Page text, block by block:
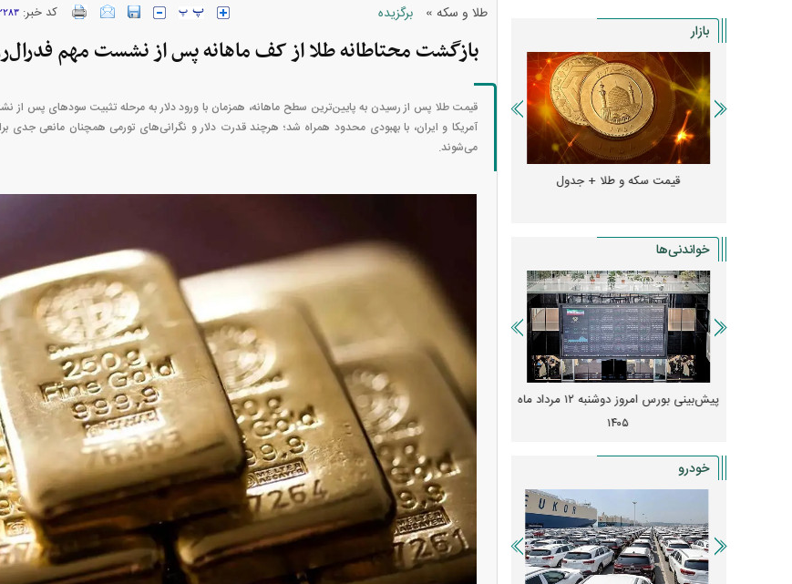
طلا و سکه» برگزیده کد خبر:
بازگشت محتاطانه طلا از کف ماهانه پس از نشست مهم
قیمت طلا پس از رسیدن به پایین‌ترین سطح ماهانه، همزمان با ورود دلار به مرحله تثبیت سودهای پس از
آمریکا و ایران، با بهبودی محدود همراه شد؛ هرچند قدرت دلار و نگرانی‌های تورمی همچنان مانعی جدی
می‌شوند.
بازار
قیمت سکه و طلا + جدول
خواندنی‌ها
پیش‌بینی بورس امروز دوشنبه ۱۲ مرداد ماه
۱۴۰۵
زنگ خطر انباشت نیاز در بازار مسکن؛ فنر
قیمت‌ها فشرده شده
کارنامه مردود محسن پاک‌ نژاد؛ از افت شدید
درآمد ارزی تا بازی با عزل و نصب‌ها
خودرو